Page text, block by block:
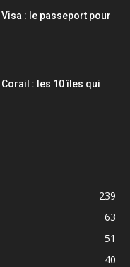
: le passeport pour
: les 10 îles qui
239
63
51
40